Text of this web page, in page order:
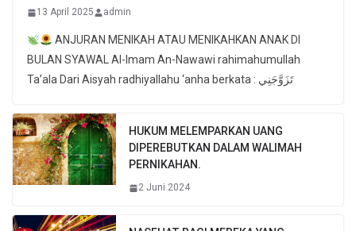
13 April 2025 admin
ANJURAN MENIKAH ATAU MENIKAHKAN ANAK DI
BULAN SYAWAL Al-Imam An-Nawawi rahimahumullah
Ta’ala Dari Aisyah radhiyallahu ‘anha berkata : تَزَوَّجَنِي
HUKUM MELEMPARKAN UANG
DIPEREBUTKAN DALAM WALIMAH
PERNIKAHAN.
2 Juni 2024